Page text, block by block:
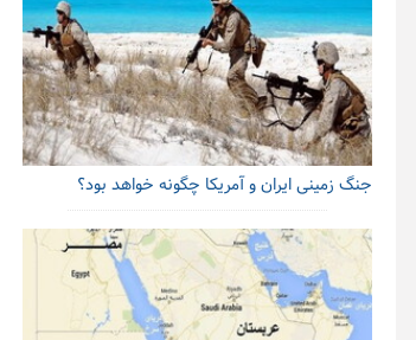
جنگ زمینی ایران و آمریکا چگونه خواهد بود؟